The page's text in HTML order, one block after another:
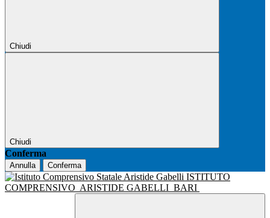
Chiudi
Chiudi
Conferma
Annulla Conferma
ISTITUTO
COMPRENSIVO ARISTIDE GABELLI BARI